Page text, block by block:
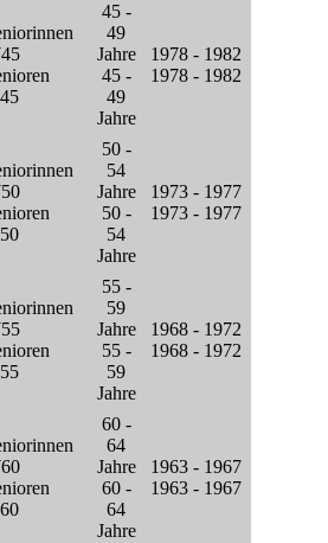
45 -
49
Jahre
45 -
49
Jahre
1978 - 1982
1978 - 1982
50 -
54
Jahre
50 -
54
Jahre
1973 - 1977
1973 - 1977
55 -
59
Jahre
55 -
59
Jahre
1968 - 1972
1968 - 1972
60 -
64
Jahre
60 -
64
Jahre
1963 - 1967
1963 - 1967